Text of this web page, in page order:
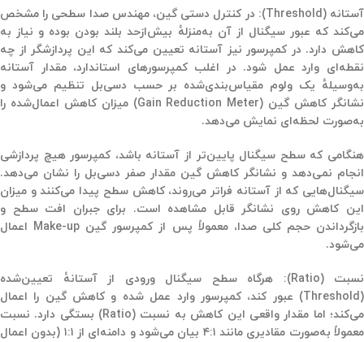
آستانه (Threshold):
در کنترل دستی گین، مهندس صدا سطحی را مشخص
می‌کند که عبور سیگنال از آن به‌منزلهٔ بیش‌ازحد بلند بودن بوده و نیاز به
کاهش دارد. در کمپرسور نیز آستانه تعیین می‌کند که این پردازشگر از چه
نقطه‌ای وارد عمل شود. در اغلب کمپرسورهای استاندارد، مقدار آستانه
به‌وسیلهٔ یک ولوم مقیاس‌بندی‌شده بر حسب دسی‌بل تنظیم می‌شود و
نشانگر کاهش گین (Gain Reduction Meter) میزان کاهش اعمال‌شده را
به‌صورت لحظه‌ای نمایش می‌دهد.
هنگامی که سطح سیگنال پایین‌تر از آستانه باشد، کمپرسور هیچ پردازشی
انجام نمی‌دهد و نشانگر کاهش گین مقدار صفر دسی‌بل را نشان می‌دهد.
سیگنال‌هایی که از آستانه فراتر می‌روند، کاهش سطح پیدا می‌کنند و میزان
این کاهش روی نشانگر قابل مشاهده است. برای جبران افت سطح و
بازگرداندن حجم کلی صدا، معمولاً پس از کمپرسورگین
اعمال
می‌شود.
نسبت (Ratio): هرگاه سطح سیگنال ورودی از آستانهٔ تعیین‌شده
(Threshold) عبور کند، کمپرسور وارد عمل شده و کاهش گین را اعمال
می‌کند؛ اما مقدار واقعی این کاهش به نسبت (Ratio) بستگی دارد. نسبت
معمولاً به‌صورت مقادیری مانند ۴:۱ بیان می‌شود و دامنه‌ای از ۱:۱ (بدون اعمال